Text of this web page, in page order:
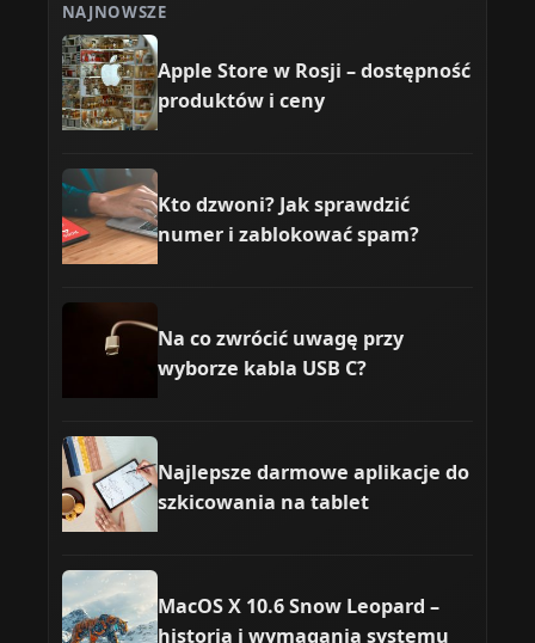
NAJNOWSZE
Apple Store w Rosji – dostępność
produktów i ceny
Kto dzwoni? Jak sprawdzić
numer i zablokować spam?
Na co zwrócić uwagę przy
wyborze kabla USB C?
Najlepsze darmowe aplikacje do
szkicowania na tablet
MacOS X 10.6 Snow Leopard –
historia i wymagania systemu